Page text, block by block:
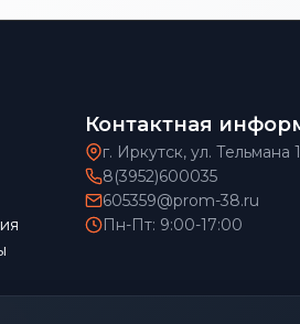
Контактная
г. Иркутск, ул. Тельмана
8(3952)600035
605359@prom-38.ru
Пн-Пт: 9:00-17:00